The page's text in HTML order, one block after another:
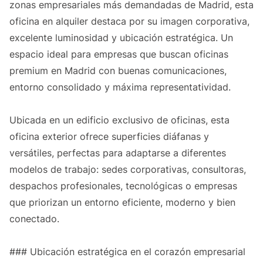
zonas empresariales más demandadas de Madrid, esta
oficina en alquiler destaca por su imagen corporativa,
excelente luminosidad y ubicación estratégica. Un
espacio ideal para empresas que buscan oficinas
premium en Madrid con buenas comunicaciones,
entorno consolidado y máxima representatividad.
Ubicada en un edificio exclusivo de oficinas, esta
oficina exterior ofrece superficies diáfanas y
versátiles, perfectas para adaptarse a diferentes
modelos de trabajo: sedes corporativas, consultoras,
despachos profesionales, tecnológicas o empresas
que priorizan un entorno eficiente, moderno y bien
conectado.
### Ubicación estratégica en el corazón empresarial